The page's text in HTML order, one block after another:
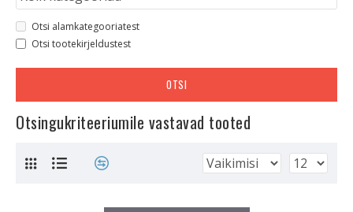
Otsi alamkategooriatest
Otsi tootekirjeldustest
OTSI
Otsingukriteeriumile vastavad tooted